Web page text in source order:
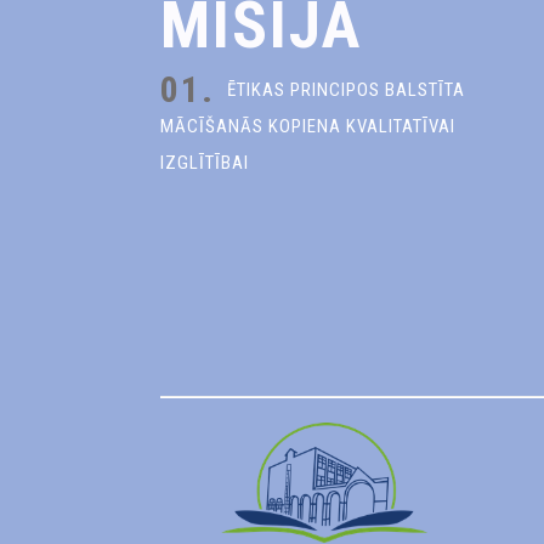
MISIJA
01.
ĒTIKAS PRINCIPOS BALSTĪTA
MĀCĪŠANĀS KOPIENA KVALITATĪVAI
IZGLĪTĪBAI